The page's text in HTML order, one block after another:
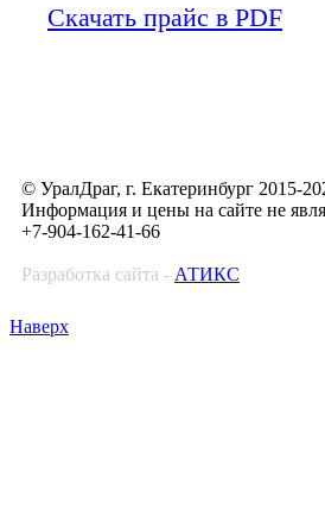
Скачать прайс в PDF
© УралДраг, г. Екатеринбург 2015-
Информация и цены на сайте не
+7-904-162-41-66
Разработка сайта - АТИКС
Наверх